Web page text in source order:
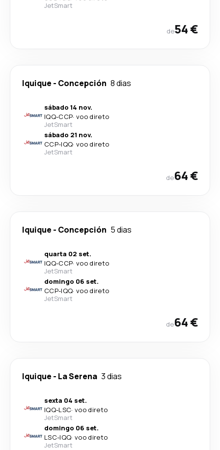
JetSmart
de54 €
Iquique - Concepción 8 dias
sábado 14 nov.
IQQ-CCP· voo direto
JetSmart
sábado 21 nov.
CCP-IQQ· voo direto
JetSmart
de64 €
Iquique - Concepción 5 dias
quarta 02 set.
IQQ-CCP· voo direto
JetSmart
domingo 06 set.
CCP-IQQ· voo direto
JetSmart
de64 €
Iquique - La Serena 3 dias
sexta 04 set.
IQQ-LSC· voo direto
JetSmart
domingo 06 set.
LSC-IQQ· voo direto
JetSmart